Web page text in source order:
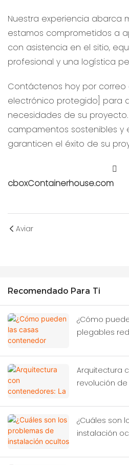
Nuestra experiencia abarca
estamos comprometidos a
con asistencia en el sitio,
profesional y una logística
Contáctenos hoy por
electrónico protegido] para
necesidades de su
campamentos sostenibles y
garanticen el éxito de su
cboxContainerhouse.com
Aviar
Recomendado Para Ti
¿Cómo
plegables
severos?
Arquitectura
revolución
construcción
¿Cuáles son
instalación
modulares?